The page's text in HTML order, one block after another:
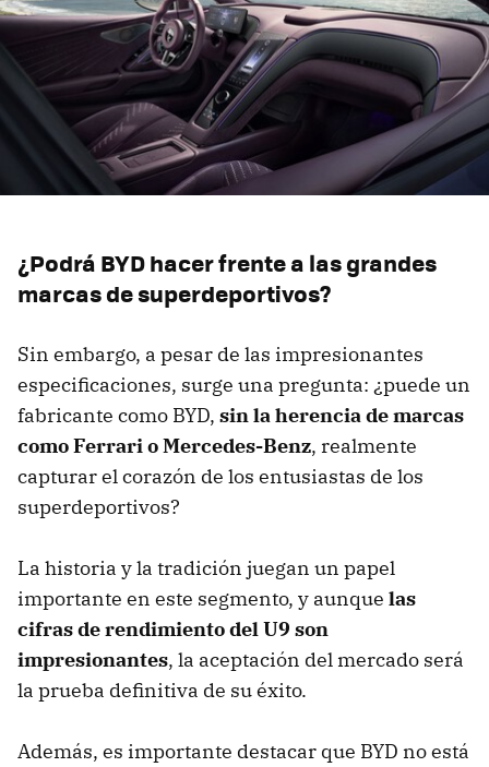
¿Podrá BYD hacer frente a las grandes
marcas de superdeportivos?
Sin embargo, a pesar de las impresionantes
especificaciones, surge una pregunta: ¿puede un
fabricante como BYD, sin la herencia de marcas
como Ferrari o Mercedes-Benz, realmente
capturar el corazón de los entusiastas de los
superdeportivos?
La historia y la tradición juegan un papel
importante en este segmento, y aunque las
cifras de rendimiento del U9 son
impresionantes, la aceptación del mercado será
la prueba definitiva de su éxito.
Además, es importante destacar que BYD no está